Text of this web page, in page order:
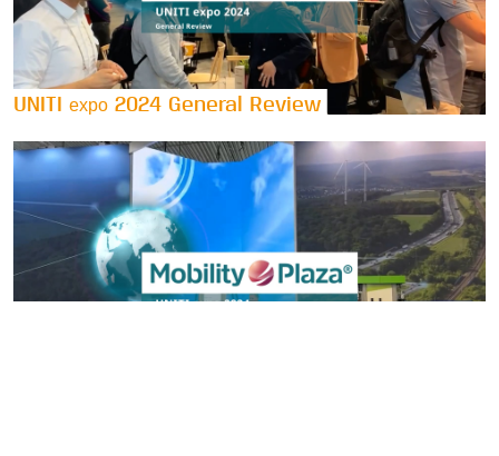
UNITI expo 2024 General Review